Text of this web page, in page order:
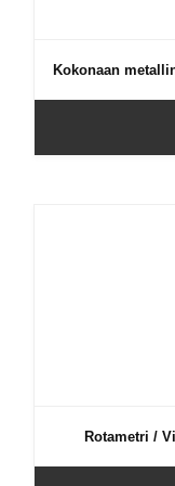
Kokonaan
Rotametri /